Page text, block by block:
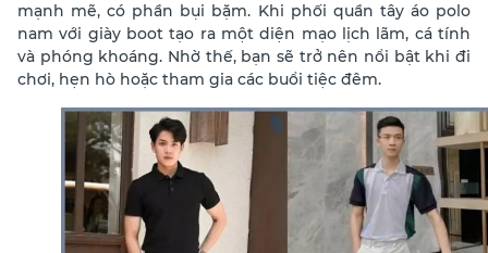
mạnh mẽ, có phần bụi bặm. Khi phối quần tây áo polo
nam với giày boot tạo ra một diện mạo lịch lãm, cá tính
và phóng khoáng. Nhờ thế, bạn sẽ trở nên nổi bật khi đi
chơi, hẹn hò hoặc tham gia các buổi tiệc đêm.